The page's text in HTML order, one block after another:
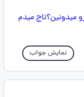
نمایش جواب